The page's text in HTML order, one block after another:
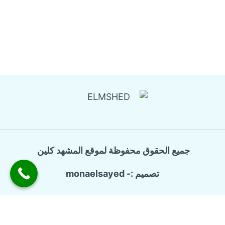
جميع الحقوق محفوظة لموقع المشهد كلين
تصميم :- monaelsayed